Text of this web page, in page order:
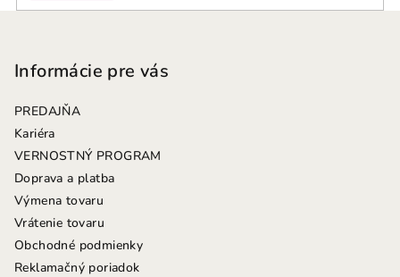
Informácie pre vás
PREDAJŇA
Kariéra
VERNOSTNÝ PROGRAM
Doprava a platba
Výmena tovaru
Vrátenie tovaru
Obchodné podmienky
Reklamačný poriadok